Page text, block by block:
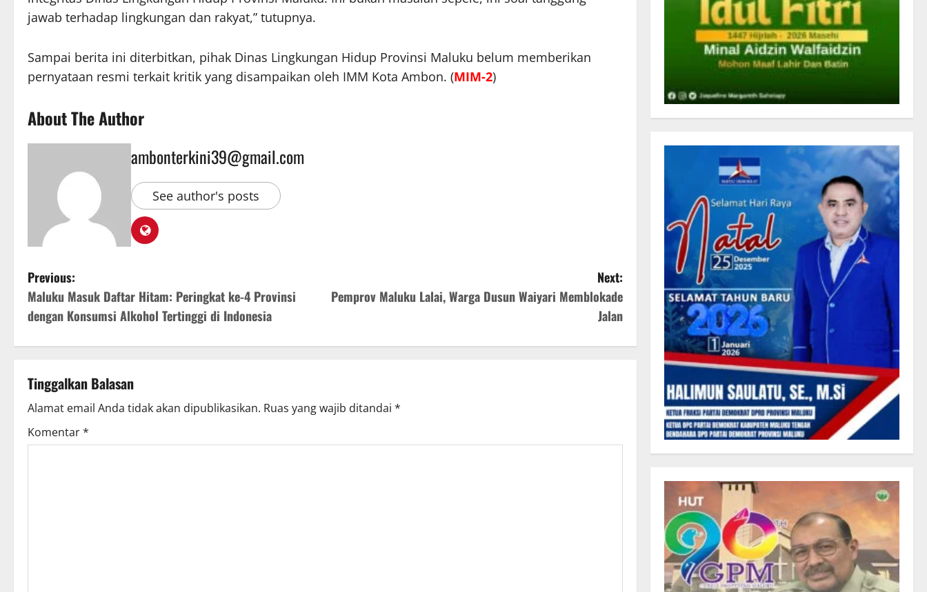
jawab terhadap lingkungan dan rakyat,” tutupnya.
Sampai berita ini diterbitkan, pihak Dinas Lingkungan Hidup Provinsi Maluku belum memberikan
pernyataan resmi terkait kritik yang disampaikan oleh IMM Kota Ambon. (MIM-2)
About The Author
ambonterkini39@gmail.com
See author's posts
Previous:
Maluku Masuk Daftar Hitam: Peringkat ke-4 Provinsi
dengan Konsumsi Alkohol Tertinggi di Indonesia
Next:
Pemprov Maluku Lalai, Warga Dusun Waiyari Memblokade
Jalan
Tinggalkan Balasan
Alamat email Anda tidak akan dipublikasikan. Ruas yang wajib ditandai *
Komentar*